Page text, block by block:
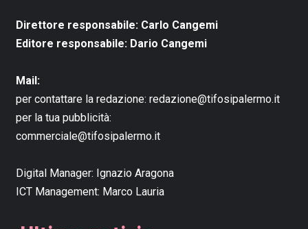
Direttore responsabile: Carlo Cangemi
Editore responsabile: Dario Cangemi
Mail:
per contattare la redazione: redazione@tifosipalermo.it
per la tua pubblicità:
commerciale@tifosipalermo.it
Digital Manager: Ignazio Aragona
ICT Management: Marco Lauria